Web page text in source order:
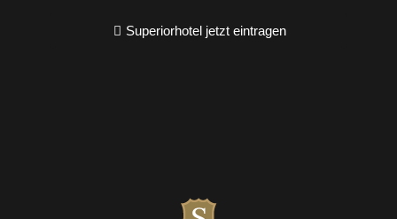
Superiorhotel jetzt eintragen